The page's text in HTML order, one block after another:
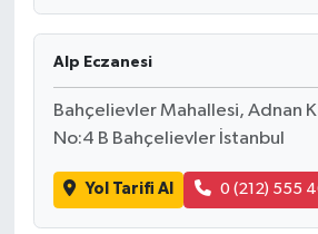
Alp Eczanesi
Bahçelievler Mahallesi, Adnan
No:4 B Bahçelievler İstanbul
Yol Tarifi Al 0 (212) 555